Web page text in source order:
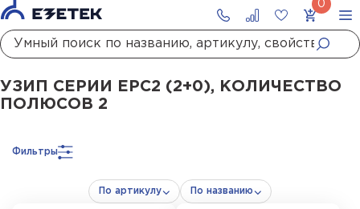
ГлавнаяКаталог УЗИПУЗИП сетей до 1000 ВУЗИП II класса испытаний
УЗИП СЕРИИ ЕРС2 (2+0), КОЛИЧЕСТВО
ПОЛЮСОВ 2
Фильтры
По артикулу По названию